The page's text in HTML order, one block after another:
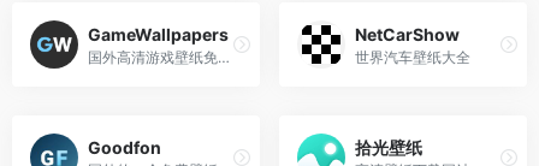
GameWallpapers
国外高清游戏壁纸免费下载网站
NetCarShow
世界汽车壁纸大全
Goodfon 拾光壁纸